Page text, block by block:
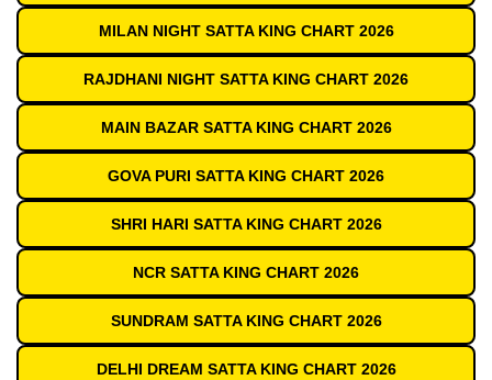
MILAN NIGHT SATTA KING CHART 2026
RAJDHANI NIGHT SATTA KING CHART 2026
MAIN BAZAR SATTA KING CHART 2026
GOVA PURI SATTA KING CHART 2026
SHRI HARI SATTA KING CHART 2026
NCR SATTA KING CHART 2026
SUNDRAM SATTA KING CHART 2026
DELHI DREAM SATTA KING CHART 2026